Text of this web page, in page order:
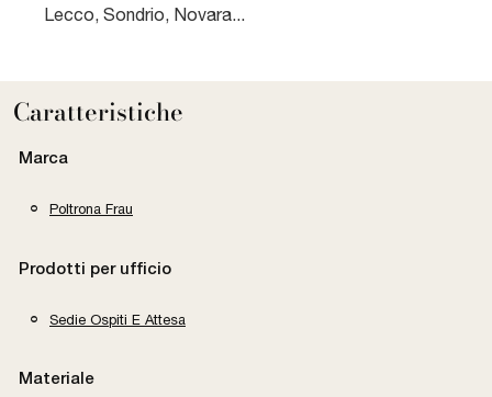
Lecco, Sondrio, Novara...
Caratteristiche
Marca
Poltrona Frau
Prodotti per ufficio
Sedie Ospiti E Attesa
Materiale